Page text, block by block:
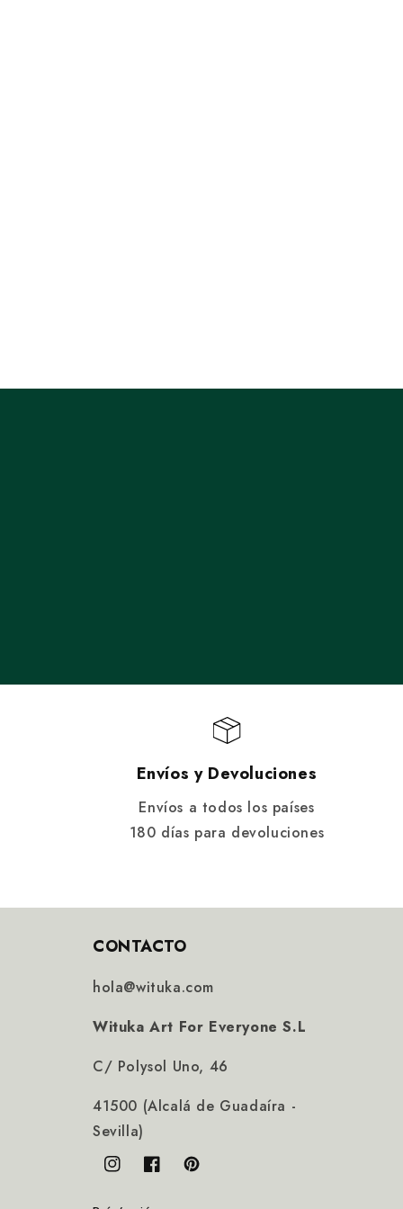
Envíos y Devoluciones
Envíos a todos los países
180 días para devoluciones
CONTACTO
hola@wituka.com
Wituka Art For Everyone S.L
C/ Polysol Uno, 46
41500 (Alcalá de Guadaíra -
Sevilla)
InstagramFacebookPinterest